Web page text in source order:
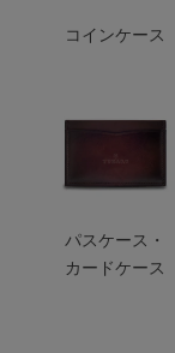
コインケース
パスケース・
カードケース